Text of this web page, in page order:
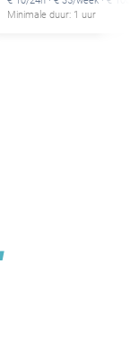
Minimale duur: 1 uur